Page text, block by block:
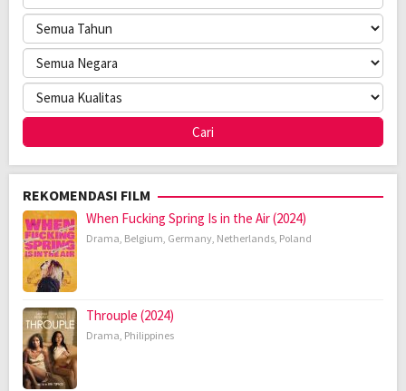
REKOMENDASI FILM
When Fucking Spring Is in the Air (2024)
Drama, Belgium, Germany, Netherlands, Poland
Throuple (2024)
Drama, Philippines